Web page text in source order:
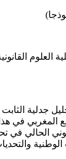
العلوم
جدلية
الحالي في